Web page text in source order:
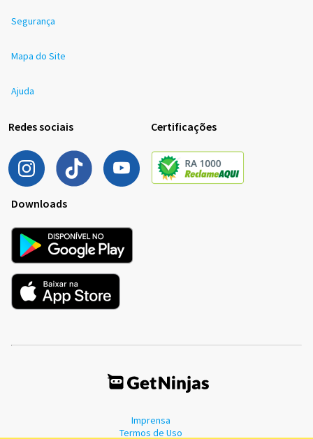
Segurança
Mapa do Site
Ajuda
Redes sociais Certificações
Downloads
Imprensa
Termos de Uso